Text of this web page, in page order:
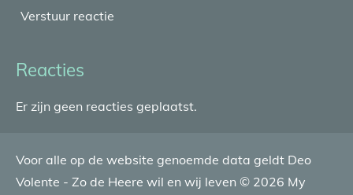
Verstuur reactie
Reacties
Er zijn geen reacties geplaatst.
Voor alle op de website genoemde data geldt Deo
Volente - Zo de Heere wil en wij leven © 2026 My